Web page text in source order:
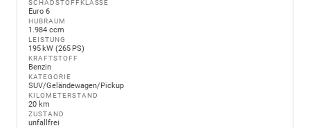
SCHADSTOFFKLASSE
Euro 6
HUBRAUM
1.984 ccm
LEISTUNG
195 kW (265 PS)
KRAFTSTOFF
Benzin
KATEGORIE
SUV/Geländewagen/Pickup
KILOMETERSTAND
20 km
ZUSTAND
unfallfrei